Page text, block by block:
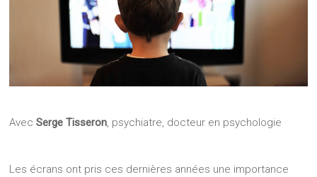
AvecSerge Tisseron, psychiatre, docteur en psychologie
Les écrans ont pris ces dernières années une importance